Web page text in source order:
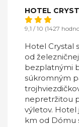
HOTEL
9,1 / 10 (1427
Hotel Crystal
od
bezplatnými
súkromným
nepretržitou
výletov. Hotel
km od Dómu